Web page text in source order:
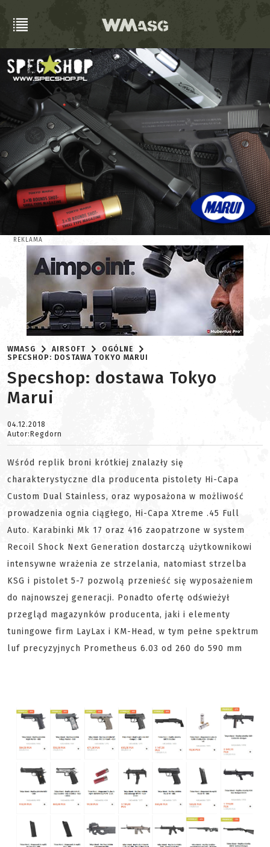
REKLAMA
WMASG AIRSOFT
OGÓLNE
SPECSHOP: DOSTAWA TOKYO MARUI
Specshop: dostawa Tokyo
Marui
04.12.2018
Autor:Regdorn
Wśród replik broni krótkiej znalazły się
charakterystyczne dla producenta pistolety Hi-Capa
Custom Dual Stainless, oraz wyposażona w możliwość
prowadzenia ognia ciągłego, Hi-Capa Xtreme .45 Full
Auto. Karabinki Mk 17 oraz 416 zaopatrzone w system
Recoil Shock Next Generation dostarczą użytkownikowi
intensywne wrażenia ze strzelania, natomiast strzelba
KSG i pistolet 5-7 pozwolą przenieść się wyposażeniem
do najnowszej generacji. Ponadto ofertę odświeżył
przegląd magazynków producenta, jaki i elementy
tuningowe firm LayLax i KM-Head, w tym pełne spektrum
luf precyzyjnych Prometheus 6.03 od 260 do 590 mm